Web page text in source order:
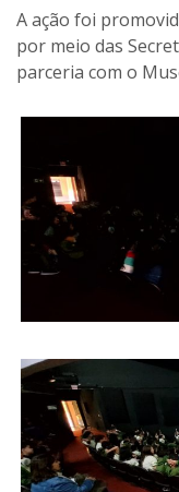
A ação foi
por meio das
parceria com o